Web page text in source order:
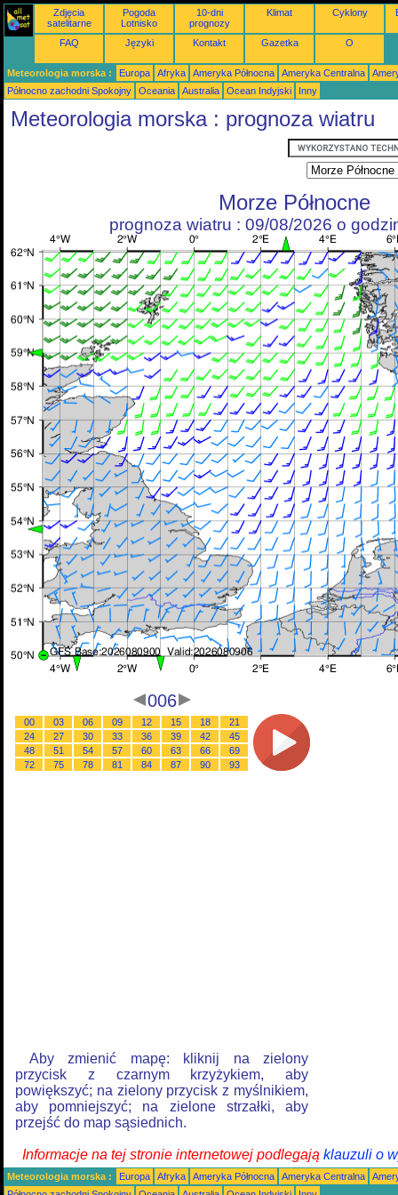
Zdjęcia
satelitarne
Pogoda
Lotnisko
10-dni
prognozy
Klimat Cyklony
FAQ Języki Kontakt Gazetka O
Meteorologia morska : Europa Afryka Ameryka Północna Ameryka Centralna
Północno zachodni Spokojny
Oceania Australia Ocean Indyjski Inny
Meteorologia morska : prognoza wiatru
Morze Północne
prognoza wiatru : 09/08/2026 o
006
00 03 06 09 12 15 18
21
24
27 30 33 36 39 42
45
48
51 54 57 60 63 66
69
72
75 78 81 84 87 90 93
Aby zmienić mapę: kliknij na zielony
przycisk z czarnym krzyżykiem, aby
powiększyć; na zielony przycisk z myślnikiem,
aby pomniejszyć; na zielone strzałki, aby
przejść do map sąsiednich.
Informacje na tej stronie internetowej podlegają klauzuli o
Meteorologia morska : Europa Afryka Ameryka Północna Ameryka Centralna